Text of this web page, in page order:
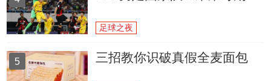
足球之夜
5 三招教你识破真假全麦面包